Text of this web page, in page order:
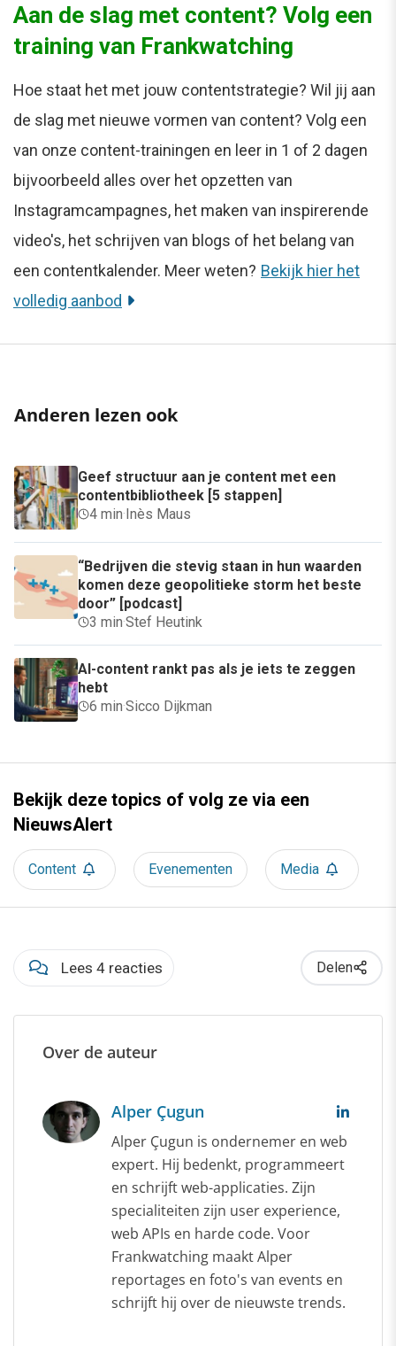
Aan de slag met content? Volg een
training van Frankwatching
Hoe staat het met jouw contentstrategie? Wil jij aan
de slag met nieuwe vormen van content? Volg een
van onze content-trainingen en leer in 1 of 2 dagen
bijvoorbeeld alles over het opzetten van
Instagramcampagnes, het maken van inspirerende
video's, het schrijven van blogs of het belang van
een contentkalender. Meer weten? Bekijk hier het
volledig aanbod
Anderen lezen ook
Geef structuur aan je content met een
contentbibliotheek [5 stappen]
4 min·Inès Maus
“Bedrijven die stevig staan in hun waarden
komen deze geopolitieke storm het beste
door” [podcast]
3 min·Stef Heutink
AI-content rankt pas als je iets te zeggen
hebt
6 min·Sicco Dijkman
Bekijk deze topics of volg ze via een
NieuwsAlert
Content Evenementen Media
Lees 4 reacties Delen
Over de auteur
Alper Çugun
Alper Çugun is ondernemer en web
expert. Hij bedenkt, programmeert
en schrijft web-applicaties. Zijn
specialiteiten zijn user experience,
web APIs en harde code. Voor
Frankwatching maakt Alper
reportages en foto's van events en
schrijft hij over de nieuwste trends.